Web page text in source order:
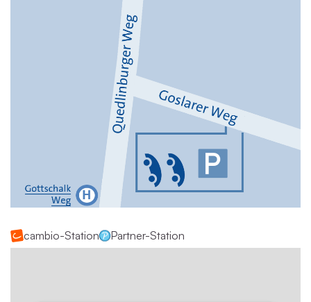
cambio-Station Partner-Station